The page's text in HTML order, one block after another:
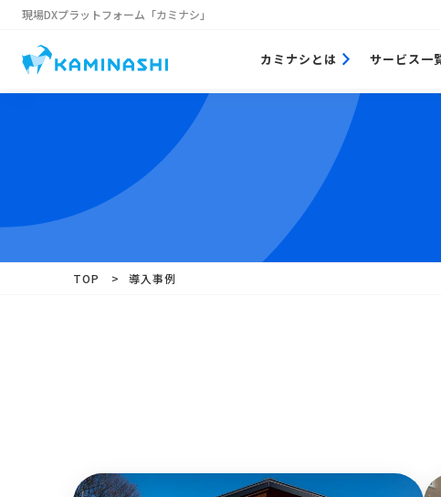
現場DXプラットフォーム 「カミナシ」
カミナシとは サービス一
TOP > 導入事例